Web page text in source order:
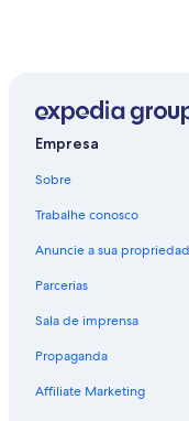
Empresa
Sobre
Trabalhe conosco
Anuncie a sua
Parcerias
Sala de imprensa
Propaganda
Affiliate Marketing